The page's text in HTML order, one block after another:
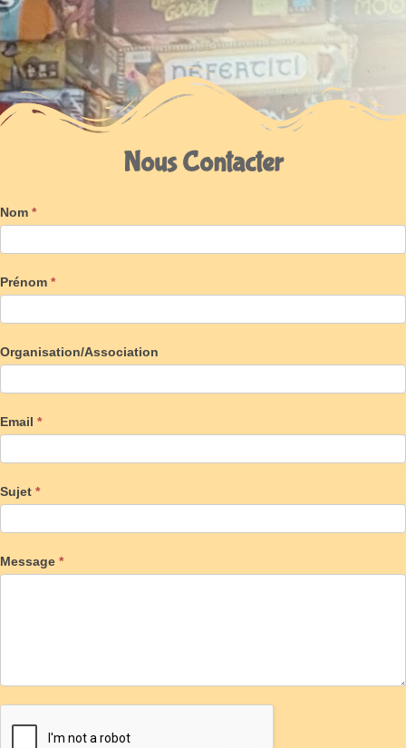
Nous Contacter
Nom *
Prénom *
Organisation/Association
Email *
Sujet *
Message *